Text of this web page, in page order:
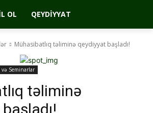
OL QEYDIYYAT
Mühasibatlıq təliminə qeydiyyat başladı!
və Seminarlar
təliminə